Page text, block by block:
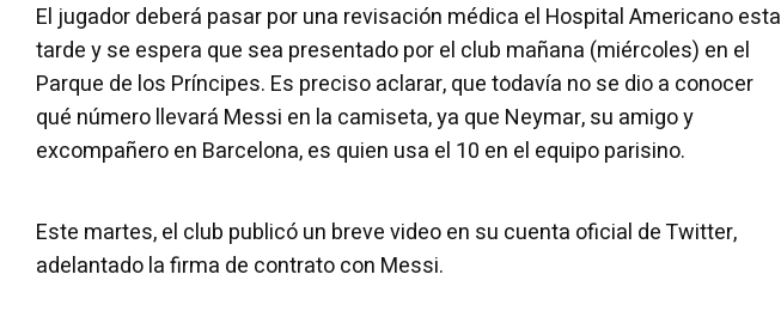
El jugador deberá pasar por una revisación médica el Hospital Americano esta
tarde y se espera que sea presentado por el club mañana (miércoles) en el
Parque de los Príncipes. Es preciso aclarar, que todavía no se dio a conocer
qué número llevará Messi en la camiseta, ya que Neymar, su amigo y
excompañero en Barcelona, es quien usa el 10 en el equipo parisino.
Este martes, el club publicó un breve video en su cuenta oficial de Twitter,
adelantado la firma de contrato con Messi.